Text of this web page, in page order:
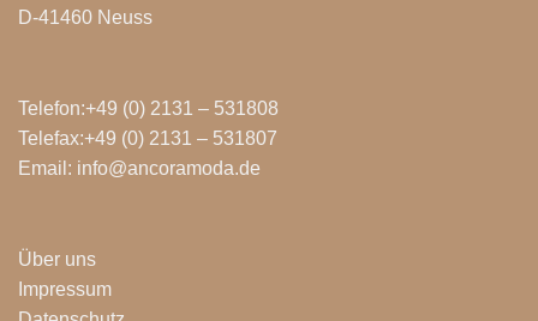
D-41460 Neuss
Telefon:+49 (0) 2131 – 531808
Telefax:+49 (0) 2131 – 531807
Email: info@ancoramoda.de
Über uns
Impressum